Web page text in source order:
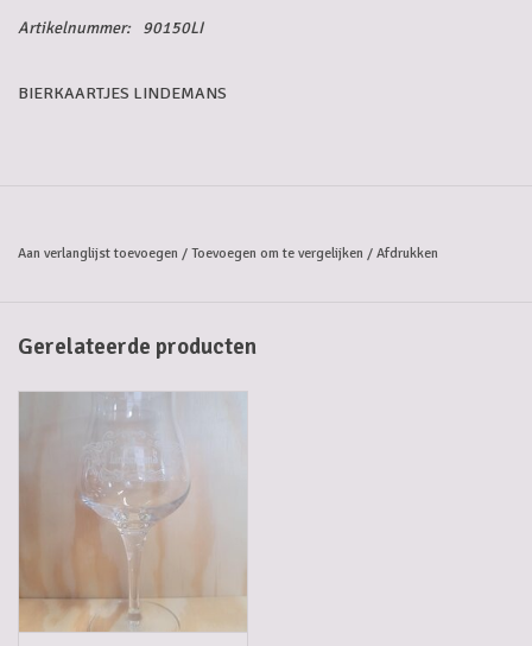
Artikelnummer: 90150LI
BIERKAARTJES LINDEMANS
Aan verlanglijst toevoegen / Toevoegen om te vergelijken / Afdrukken
Gerelateerde producten